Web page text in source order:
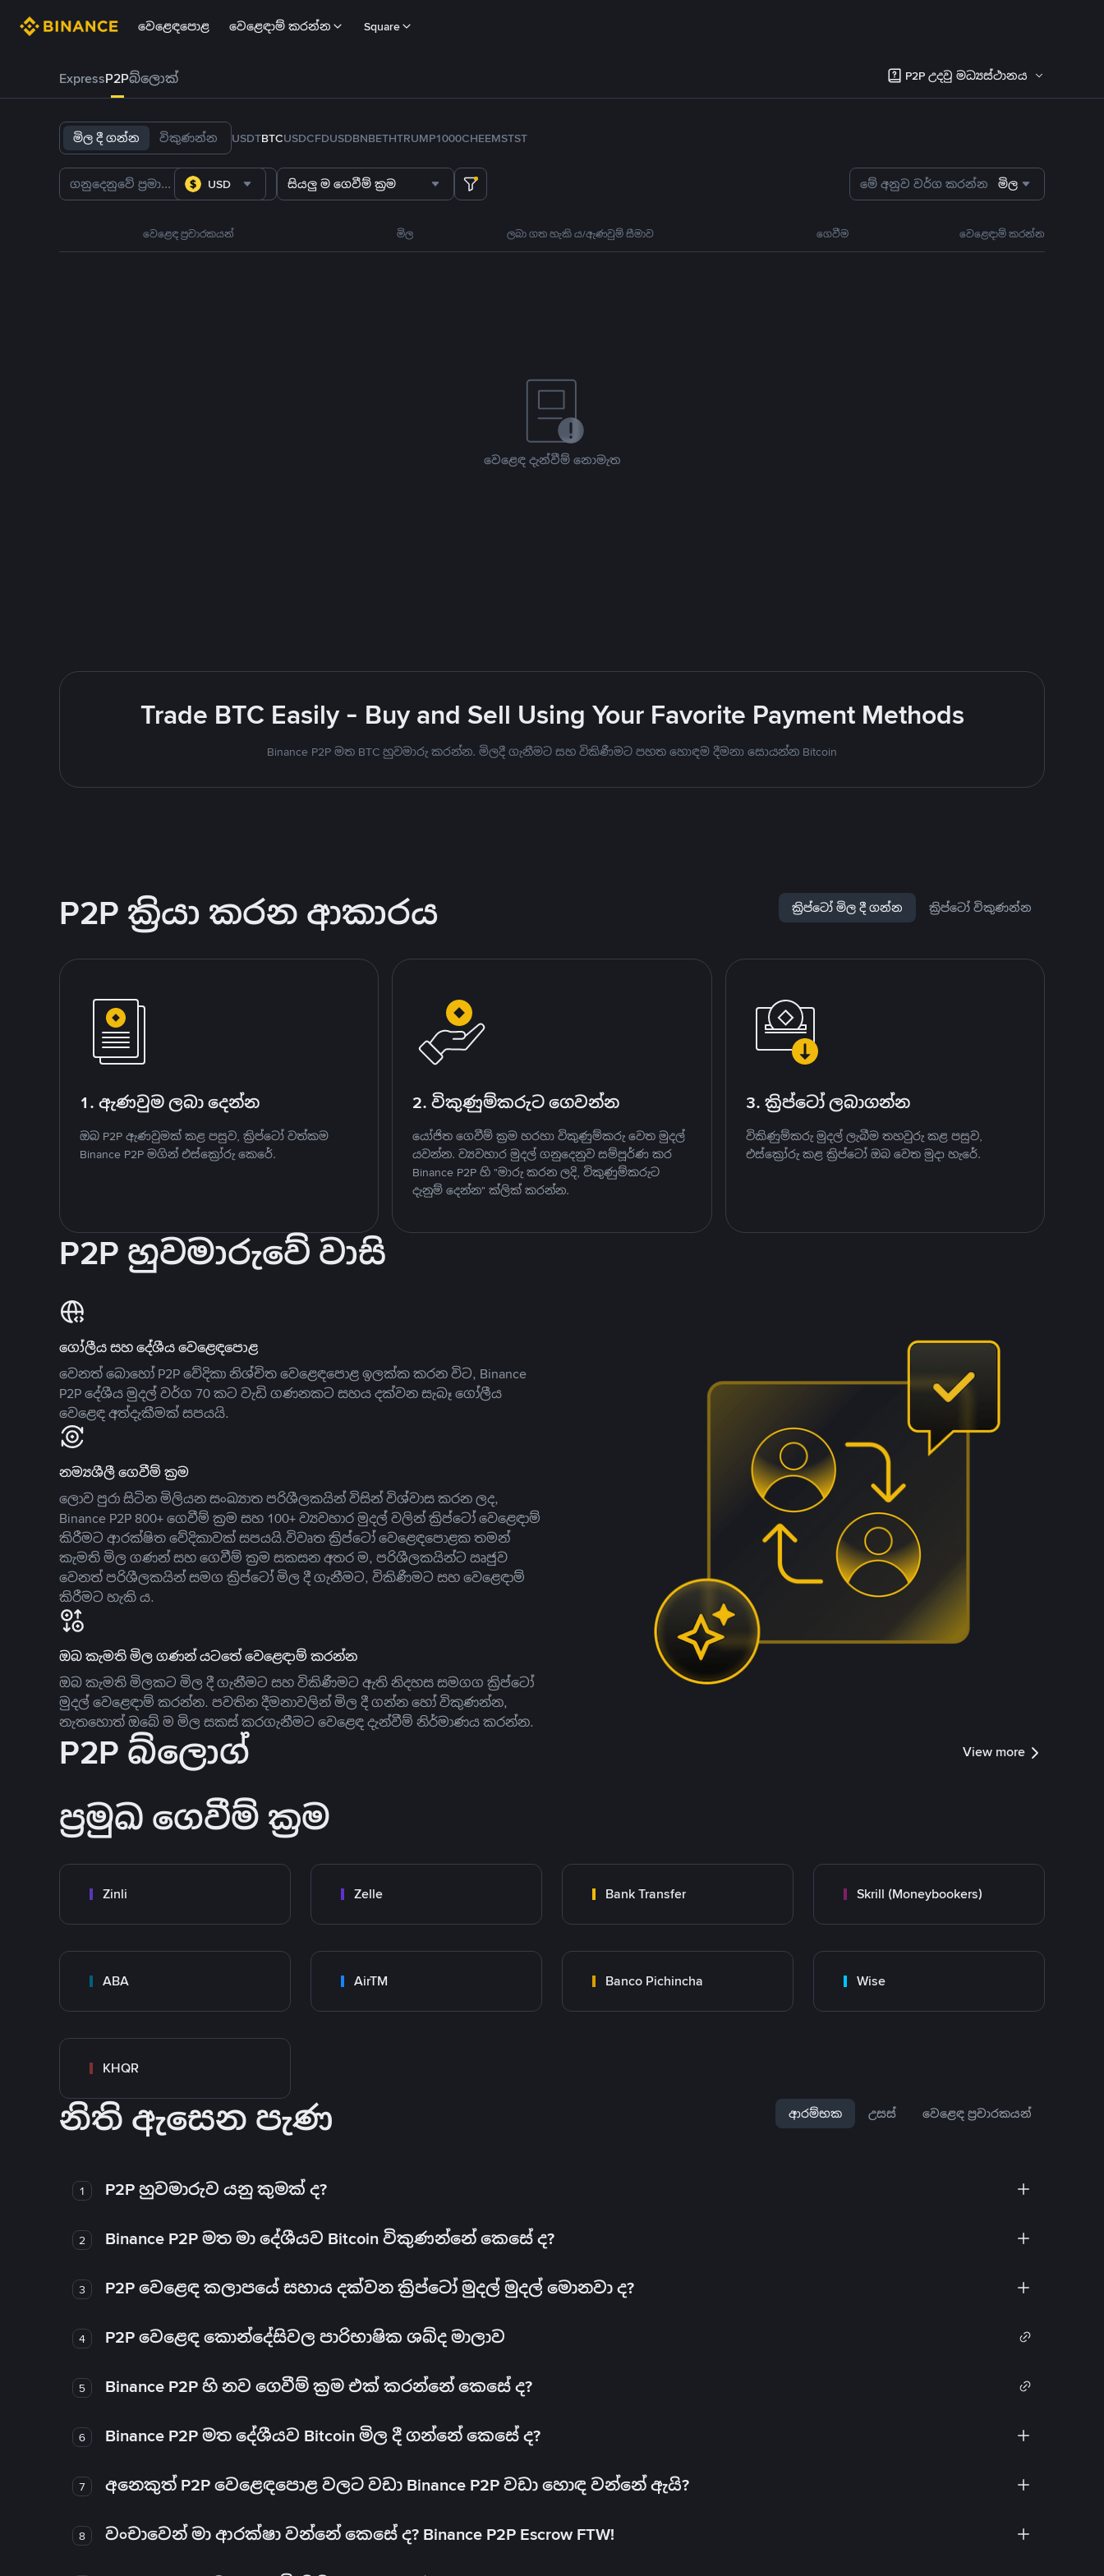
වෙළෙඳපොළ වෙළෙඳාම් කරන්න Square
ExpressP2Pබ්ලොක් P2P උදවු මධ්‍යස්ථානය
මිල දී ගන්න විකුණන්න USDTBTCUSDCFDUSDBNBETHTRUMP1000CHEEMSTST
USD සියලු ම ගෙවීම් ක්‍රම මේ අනුව වර්ග කරන්න මිල
වෙළෙඳ ප්‍රචාරකයන් මිල ලබා ගත හැකි ය/ඇණවුම් සීමාව ගෙවීම වෙළෙඳාම් කරන්න
වෙළෙඳ දැන්වීම් නොමැත
Trade BTC Easily - Buy and Sell Using Your Favorite Payment Methods
Binance P2P මත BTC හුවමාරු කරන්න. මිලදී ගැනීමට සහ විකිණීමට පහත හොඳම දීමනා සොයන්න Bitcoin
P2P ක්‍රියා කරන ආකාරය ක්‍රිප්ටෝ මිල දී ගන්න ක්‍රිප්ටෝ විකුණන්න
1. ඇණවුම ලබා දෙන්න
ඔබ P2P ඇණවුමක් කළ පසුව, ක්‍රිප්ටෝ වත්කම
Binance P2P මගින් එස්ක්‍රෝරු කෙරේ.
2. විකුණුම්කරුට ගෙවන්න
යෝජිත ගෙවීම් ක්‍රම හරහා විකුණුම්කරු වෙත මුදල්
යවන්න. ව්‍යවහාර මුදල් ගනුදෙනුව සම්පූර්ණ කර
Binance P2P හි "මාරු කරන ලදි, විකුණුම්කරුට
දැනුම් දෙන්න" ක්ලික් කරන්න.
3. ක්‍රිප්ටෝ ලබාගන්න
විකිණුම්කරු මුදල් ලැබීම තහවුරු කළ පසුව,
එස්ක්‍රෝරු කළ ක්‍රිප්ටෝ ඔබ වෙත මුදා හැරේ.
P2P හුවමාරුවේ වාසි
ගෝලීය සහ දේශීය වෙළෙඳපොළ
වෙනත් බොහෝ P2P වේදිකා නිශ්චිත වෙළෙඳපොළ ඉලක්ක කරන විට, Binance
P2P දේශීය මුදල් වර්ග 70 කට වැඩි ගණනකට සහය දක්වන සැබෑ ගෝලීය
වෙළෙඳ අත්දැකීමක් සපයයි.
නම්‍යශීලී ගෙවීම් ක්‍රම
ලොව පුරා සිටින මිලියන සංඛ්‍යාත පරිශීලකයින් විසින් විශ්වාස කරන ලද,
Binance P2P 800+ ගෙවීම් ක්‍රම සහ 100+ ව්‍යවහාර මුදල් වලින් ක්‍රිප්ටෝ වෙළෙඳාම්
කිරීමට ආරක්ෂිත වේදිකාවක් සපයයි.විවෘත ක්‍රිප්ටෝ වෙළෙඳපොළක තමන්
කැමති මිල ගණන් සහ ගෙවීම් ක්‍රම සකසන අතර ම, පරිශීලකයින්ට ඍජුව
වෙනත් පරිශීලකයින් සමග ක්‍රිප්ටෝ මිල දී ගැනීමට, විකිණීමට සහ වෙළෙඳාම්
කිරීමට හැකි ය.
ඔබ කැමති මිල ගණන් යටතේ වෙළෙඳාම් කරන්න
ඔබ කැමති මිලකට මිල දී ගැනීමට සහ විකිණීමට ඇති නිදහස සමගග ක්‍රිප්ටෝ
මුදල් වෙළෙඳාම් කරන්න. පවතින දීමනාවලින් මිල දී ගන්න හෝ විකුණන්න,
නැතහොත් ඔබේ ම මිල සකස් කරගැනීමට වෙළෙඳ දැන්වීම් නිර්මාණය කරන්න.
P2P බ්ලොග් View more
ප්‍රමුඛ ගෙවීම් ක්‍රම
Zinli Zelle Bank Transfer Skrill (Moneybookers)
ABA AirTM Banco Pichincha Wise
KHQR
නිති ඇසෙන පැණ ආරම්භක උසස් වෙළෙඳ ප්‍රචාරකයන්
1 P2P හුවමාරුව යනු කුමක් ද?
2 Binance P2P මත මා දේශීයව Bitcoin විකුණන්නේ කෙසේ ද?
3 P2P වෙළෙඳ කලාපයේ සහාය දක්වන ක්‍රිප්ටෝ මුදල් මුදල් මොනවා ද?
4 P2P වෙළෙඳ කොන්දේසිවල පාරිභාෂික ශබ්ද මාලාව
5 Binance P2P හි නව ගෙවීම් ක්‍රම එක් කරන්නේ කෙසේ ද?
6 Binance P2P මත දේශීයව Bitcoin මිල දී ගන්නේ කෙසේ ද?
7 අනෙකුත් P2P වෙළෙඳපොළ වලට වඩා Binance P2P වඩා හොඳ වන්නේ ඇයි?
8 වංචාවෙන් මා ආරක්ෂා වන්නේ කෙසේ ද? Binance P2P Escrow FTW!